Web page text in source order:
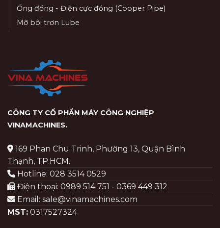
Ống đồng - Điện cực đồng (Cooper Pipe)
Mỡ bôi trơn Lube
CÔNG TY CỔ PHẦN MÁY CÔNG NGHIỆP
VINAMACHINES.
169 Phan Chu Trinh, Phường 13, Quận Bình
Thạnh, TP.HCM.
Hotline: 028 3514 0529
Điện thoại: 0989 514 751 - 0369 449 312
Email: sale@vinamachines.com
MST: 0317527324